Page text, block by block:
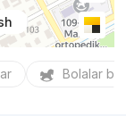
Bolalar